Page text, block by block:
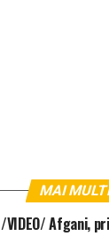
MAI
/VIDEO/ Afgani,